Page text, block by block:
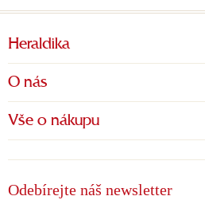
Heraldika
O nás
Vše o nákupu
Odebírejte náš newsletter